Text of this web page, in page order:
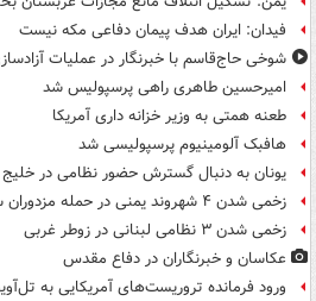
فیدان: ایران هدف پیمان دفاعی مکه نیست
شوخی حاج‌قاسم با خبرنگار در عملیات
امیرحسین طاهری راهی پرسپولیس شد
طعنه همتی به وزیر خزانه داری آمریکا
هافبک آلومینیوم پرسپولیسی شد
یونان به دنبال گسترش حضور نظامی در
زخمی شدن ۴ شهروند یمنی در حمله مزدوران سعودی
زخمی شدن ۳ نظامی لبنانی در زوطر غربی
عکاسان و خبرنگاران در دفاع مقدس
ورود فرمانده تروریست‌های آمریکایی به